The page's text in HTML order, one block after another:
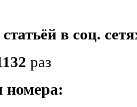
в соц.
раз